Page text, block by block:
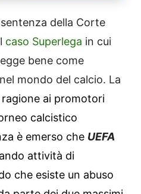
della Corte
caso Superlega in cui
bene come
mondo del calcio. La
ai promotori
calcistico
è emerso che UEFA
attività di
che esiste un abuso